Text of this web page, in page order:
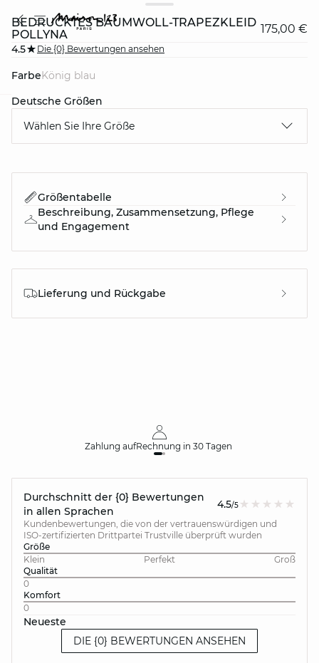
BEDRUCKTES BAUMWOLL-TRAPEZKLEID
POLLYNA
175,00 €
4.5 Die {0} Bewertungen ansehen
Farbe
könig blau
Deutsche Größen
Wählen Sie Ihre Größe
Größentabelle
Beschreibung, Zusammensetzung, Pflege
und Engagement
Lieferung und Rückgabe
Zahlung aufRechnung in 30 Tagen
Durchschnitt der {0} Bewertungen
in allen Sprachen
4.5/5
Kundenbewertungen, die von der vertrauenswürdigen und
ISO-zertifizierten Drittpartei Trustville überprüft wurden
Größe
Klein
Perfekt
Groß
Qualität
0
Komfort
0
Neueste
DIE {0} BEWERTUNGEN ANSEHEN